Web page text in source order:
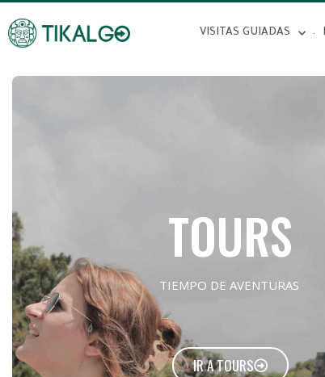
VISITAS GUIADAS
TOURS
TIEMPO DE AVENTURAS
IR A TOURS